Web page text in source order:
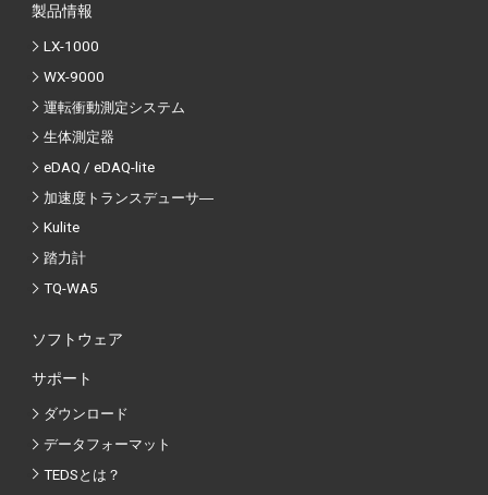
製品情報
LX-1000
WX-9000
運転衝動測定システム
生体測定器
eDAQ / eDAQ-lite
加速度トランスデューサ―
Kulite
踏力計
TQ-WA5
ソフトウェア
サポート
ダウンロード
データフォーマット
TEDSとは？